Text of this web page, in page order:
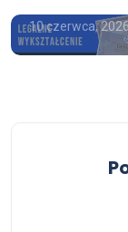
10 czerwca, 2026